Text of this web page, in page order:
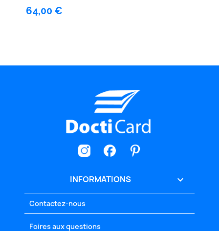
64,00 €
INFORMATIONS 
Contactez-nous
Foires aux questions